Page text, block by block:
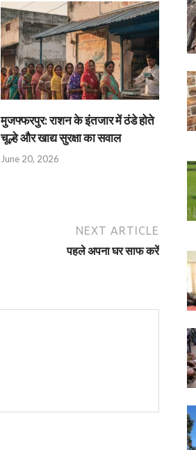
मुजफ्फरपुर: राशन के इंतजार में ठंडे होते
चूल्हे और खाद्य सुरक्षा का सवाल
June 20, 2026
NEXT ARTICLE
पहले अपना घर साफ करें